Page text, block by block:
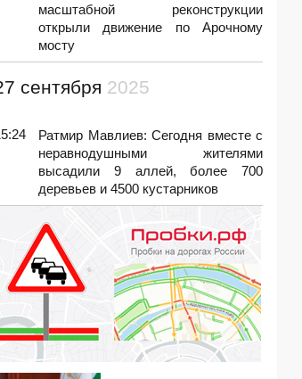
масштабной реконструкции
открыли движение по Арочному
мосту
сентября 2025
Ратмир Мавлиев: Сегодня вместе с
неравнодушными жителями
высадили 9 аллей, более 700
деревьев и 4500 кустарников